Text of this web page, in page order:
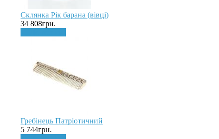
Склянка Рік барана (вівці)
34 808грн.
Гребінець Патріотичний
5 744грн.